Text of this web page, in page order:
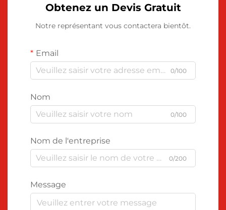
Obtenez un Devis Gratuit
Notre représentant vous contactera bientôt.
Email
0/100
Nom
0/100
Nom de l'entreprise
0/200
Message